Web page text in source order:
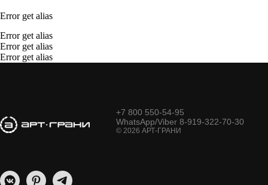
Error get alias
Error get alias
Error get alias
Error get alias
+7 800 550-54-95
WhatsApp/Viber 8-919-322-70-30
© 2026 АРТ-ГРАНИ